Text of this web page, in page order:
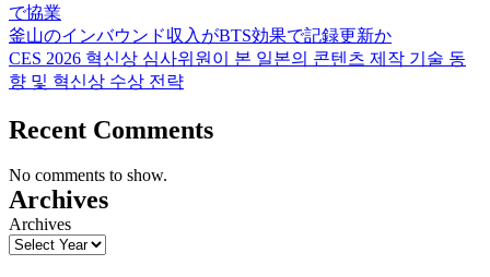
で協業
釜山のインバウンド収入がBTS効果で記録更新か
CES 2026 혁신상 심사위원이 본 일본의 콘텐츠 제작 기술 동
향 및 혁신상 수상 전략
Recent Comments
No comments to show.
Archives
Archives